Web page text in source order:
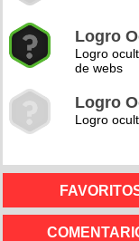
Logro
Logro
de webs
Logro
Logro